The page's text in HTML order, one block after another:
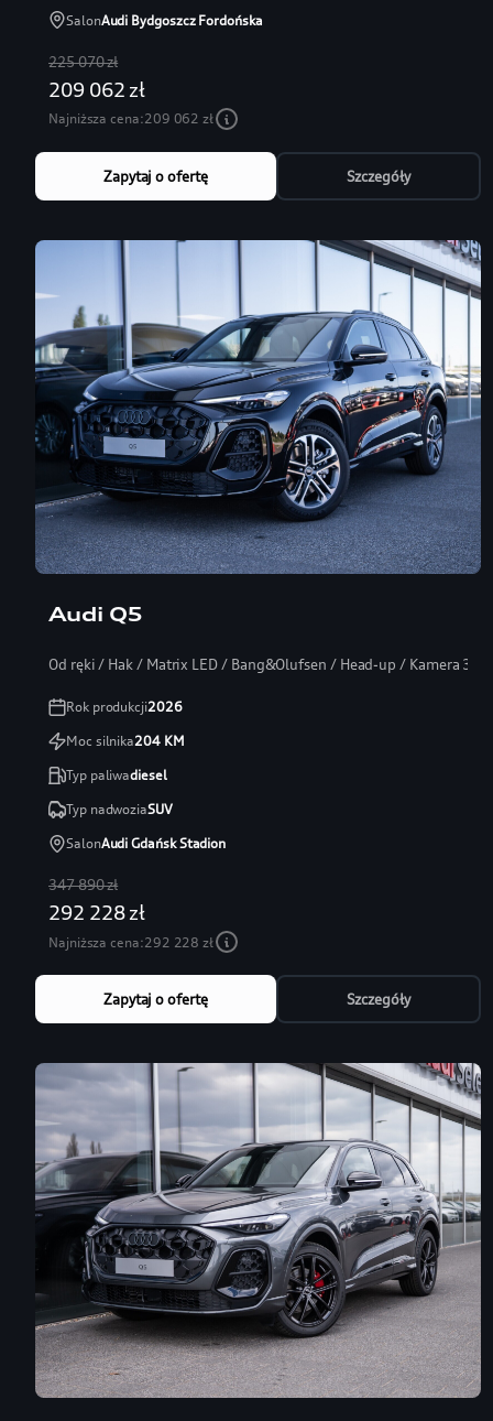
SalonAudi Bydgoszcz Fordońska
225 070 zł
209 062 zł
Najniższa cena:209 062 zł
Zapytaj o ofertę Szczegóły
Audi Q5
Od ręki / Hak / Matrix LED / Bang&Olufsen / Head-up / Kamera 360
Rok produkcji2026
Moc silnika204KM
Typ paliwadiesel
Typ nadwoziaSUV
SalonAudi Gdańsk Stadion
347 890 zł
292 228 zł
Najniższa cena:292 228 zł
Zapytaj o ofertę Szczegóły